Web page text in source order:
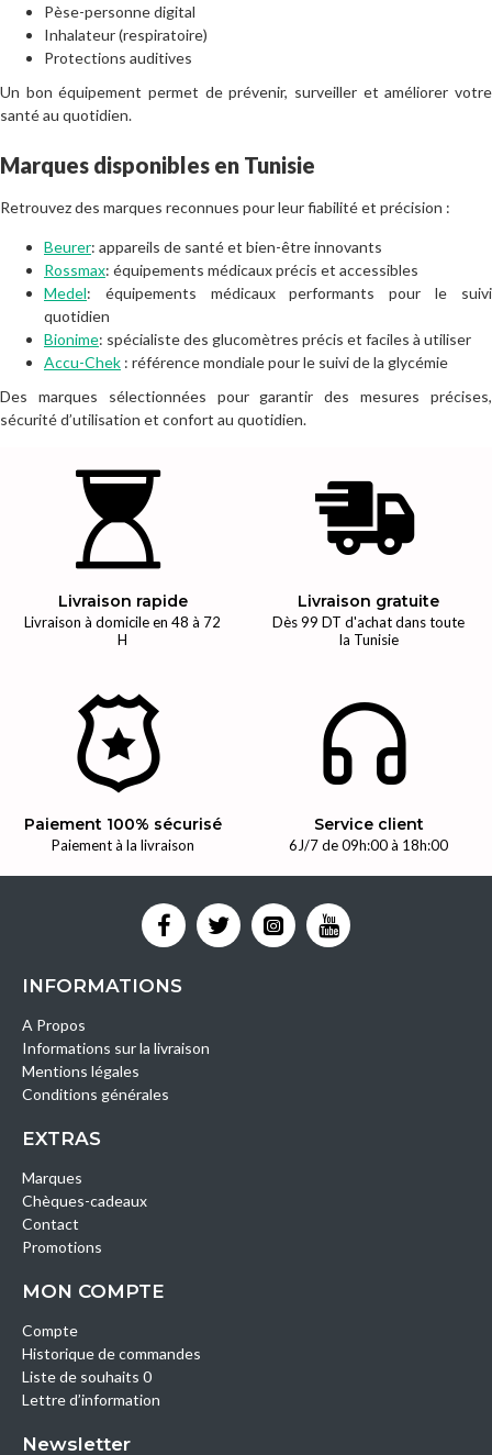
Pèse-personne digital
Inhalateur (respiratoire)
Protections auditives
Un bon équipement permet de prévenir, surveiller et améliorer votre
santé au quotidien.
Marques disponibles en Tunisie
Retrouvez des marques reconnues pour leur fiabilité et précision :
Beurer: appareils de santé et bien-être innovants
Rossmax: équipements médicaux précis et accessibles
Medel: équipements médicaux performants pour le suivi
quotidien
Bionime: spécialiste des glucomètres précis et faciles à utiliser
Accu-Chek : référence mondiale pour le suivi de la glycémie
Des marques sélectionnées pour garantir des mesures précises,
sécurité d’utilisation et confort au quotidien.
Livraison rapide
Livraison à domicile en 48 à 72
H
Livraison gratuite
Dès 99 DT d'achat dans toute
la Tunisie
Paiement 100% sécurisé
Paiement à la livraison
Service client
6J/7 de 09h:00 à 18h:00
INFORMATIONS
A Propos
Informations sur la livraison
Mentions légales
Conditions générales
EXTRAS
Marques
Chèques-cadeaux
Contact
Promotions
MON COMPTE
Compte
Historique de commandes
Liste de souhaits 0
Lettre d’information
Newsletter